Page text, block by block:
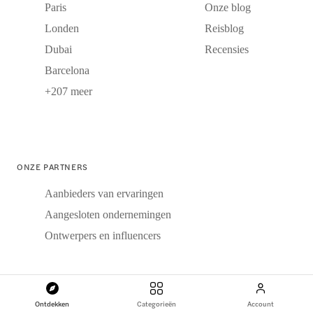
Ontdekken Categorieën Account
Paris
Londen
Dubai
Barcelona
+207 meer
Onze blog
Reisblog
Recensies
ONZE PARTNERS
Aanbieders van ervaringen
Aangesloten ondernemingen
Ontwerpers en influencers
BETALINGSOPTIES